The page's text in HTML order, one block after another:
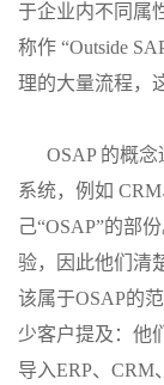
于企业内不同属
称作 “Outside
理的大量流程，
OSAP 的概
系统，例如
己“OSAP”的部
验，因此他们清
该属于OSAP的
少客户提及：他
导入ERP、